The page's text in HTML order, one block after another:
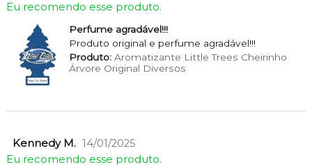
Eu recomendo esse produto.
Perfume agradável!!!
Produto original e perfume agradável!!!
Produto:Aromatizante Little Trees Cheirinho
Árvore Original Diversos
Kennedy M. 14/01/2025
Eu recomendo esse produto.